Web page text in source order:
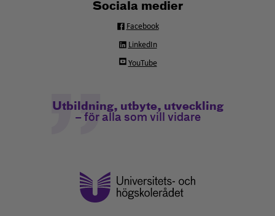
Sociala medier
Facebook
LinkedIn
YouTube
Utbildning, utbyte, utveckling
– för alla som vill vidare